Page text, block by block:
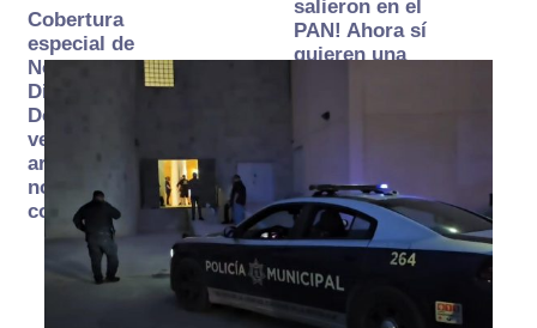
Cobertura
especial de
Norte
Digital:
Donde la
verdad
arde… pero
no se
consume
salieron en el
PAN! Ahora sí
quieren una
transexenal